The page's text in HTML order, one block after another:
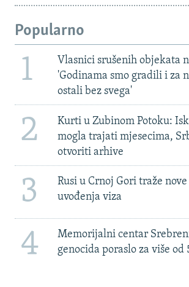
Popularno
1
Vlasnici srušenih objekata
'Godinama smo gradili i za
ostali bez svega'
2
Kurti u Zubinom Potoku:
mogla trajati mjesecima,
otvoriti arhive
3
Rusi u Crnoj Gori traže
uvođenja viza
4
Memorijalni centar
genocida poraslo za više od